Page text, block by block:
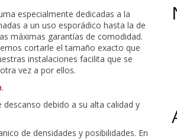
especialmente dedicadas a la
a un uso esporádico hasta la de
máximas garantías de comodidad.
cortarle el tamaño exacto que
instalaciones facilita que se
vez a por ellos.
debido a su alta calidad y
de densidades y posibilidades. En